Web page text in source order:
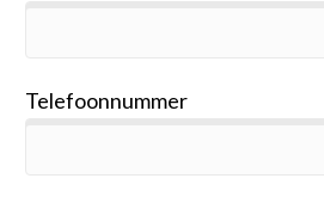
Telefoonnummer